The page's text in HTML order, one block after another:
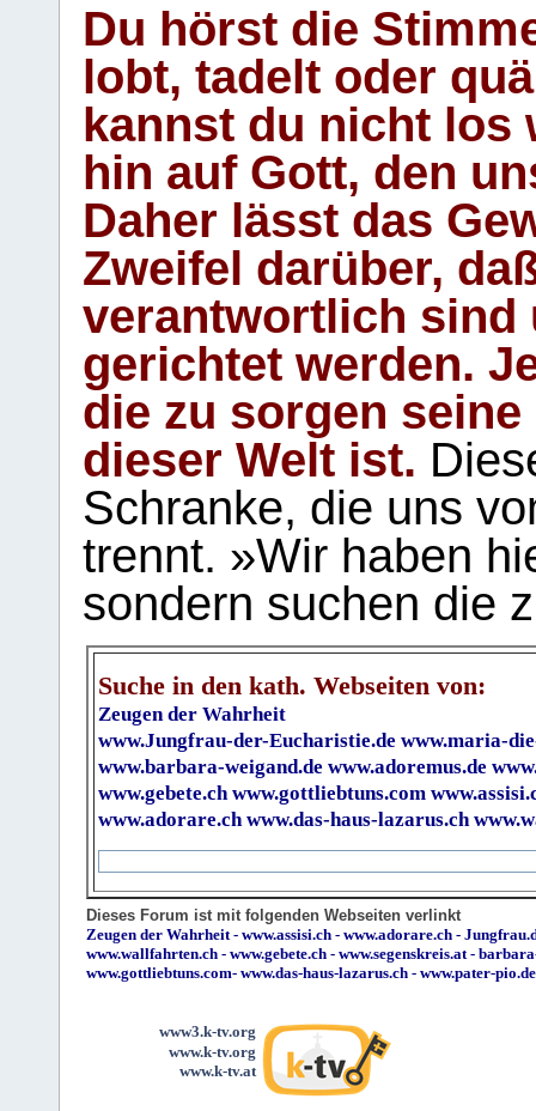
Du hörst die
lobt, tadelt oder
kannst du nicht los
hin auf Gott, den
Daher lässt das
Zweifel darüber,
verantwortlich sind
gerichtet werden.
die zu sorgen
dieser Welt ist.
Schranke, die uns
trennt. »Wir haben
sondern suchen die
Suche in den kath. Webseiten von:
Zeugen der Wahrheit
www.Jungfrau-der-Eucharistie.de www.maria-
www.barbara-weigand.de www.adoremus.de
www.gebete.ch www.gottliebtuns.com
www.adorare.ch www.das-haus-lazarus.ch
Dieses Forum ist mit folgenden Webseiten verlinkt
Zeugen der Wahrheit- www.assisi.ch - www.adorare.ch -
www.wallfahrten.ch - www.gebete.ch - www.segenskreis.at-
www.gottliebtuns.com- www.das-haus-lazarus.ch - www.pater-pio.de
www3.k-tv.org
www.k-tv.org
www.k-tv.at